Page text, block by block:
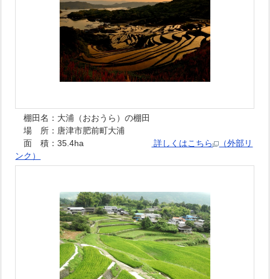
棚田名：大浦（おおうら）の棚田
場 所：唐津市肥前町大浦
面 積：35.4ha
詳しくはこちら
（外部リ
ンク）